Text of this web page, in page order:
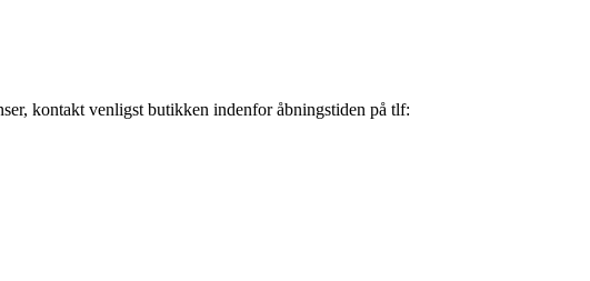
kontakt venligst butikken indenfor åbningstiden på tlf: